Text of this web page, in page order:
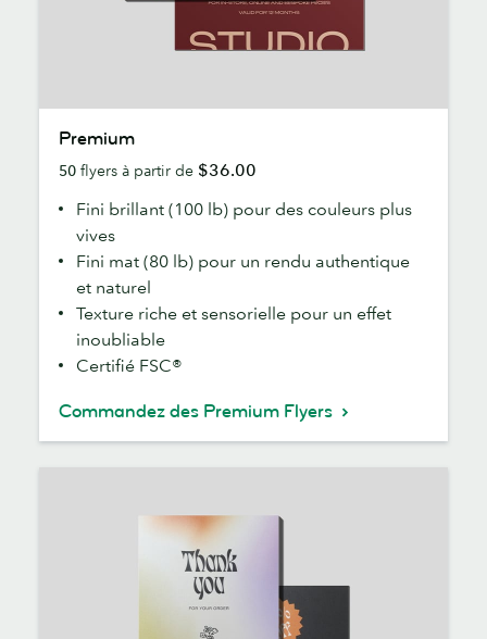
Premium
50 flyers à partir de $36.00
Fini brillant (100 lb) pour des couleurs plus
vives
Fini mat (80 lb) pour un rendu authentique
et naturel
Texture riche et sensorielle pour un effet
inoubliable
Certifié FSC®
Commandez des Premium Flyers